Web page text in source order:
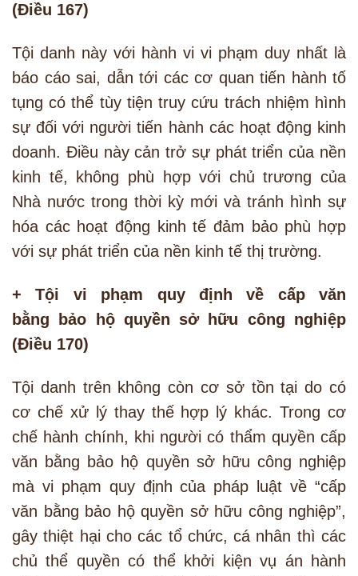
(Điều 167)
Tội danh này với hành vi vi phạm duy nhất là
báo cáo sai, dẫn tới các cơ quan tiến hành tố
tụng có thể tùy tiện truy cứu trách nhiệm hình
sự đối với người tiến hành các hoạt động kinh
doanh. Điều này cản trở sự phát triển của nền
kinh tế, không phù hợp với chủ trương của
Nhà nước trong thời kỳ mới và tránh hình sự
hóa các hoạt động kinh tế đảm bảo phù hợp
với sự phát triển của nền kinh tế thị trường.
+ Tội vi phạm quy định về cấp văn
bằng bảo hộ quyền sở hữu công nghiệp
(Điều 170)
Tội danh trên không còn cơ sở tồn tại do có
cơ chế xử lý thay thế hợp lý khác. Trong cơ
chế hành chính, khi người có thẩm quyền cấp
văn bằng bảo hộ quyền sở hữu công nghiệp
mà vi phạm quy định của pháp luật về “cấp
văn bằng bảo hộ quyền sở hữu công nghiệp”,
gây thiệt hại cho các tổ chức, cá nhân thì các
chủ thể quyền có thể khởi kiện vụ án hành